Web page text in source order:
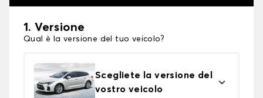
1. Versione
Qual è la versione del tuo veicolo?
Scegliete la versione del
vostro veicolo